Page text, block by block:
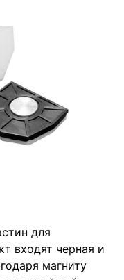
для
входят черная и
магниту